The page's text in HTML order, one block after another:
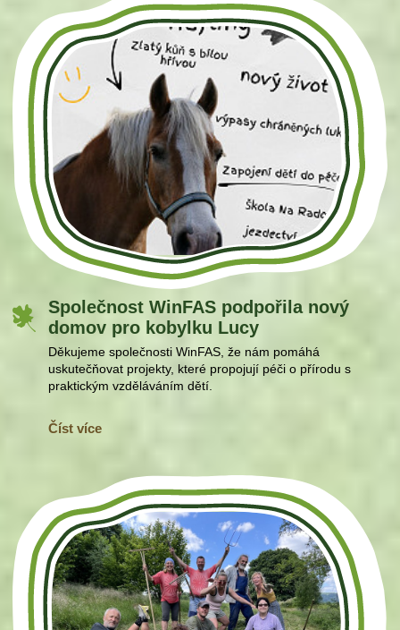
Společnost WinFAS podpořila nový
domov pro kobylku Lucy
Děkujeme společnosti WinFAS, že nám pomáhá
uskutečňovat projekty, které propojují péči o přírodu s
praktickým vzděláváním dětí.
Číst více